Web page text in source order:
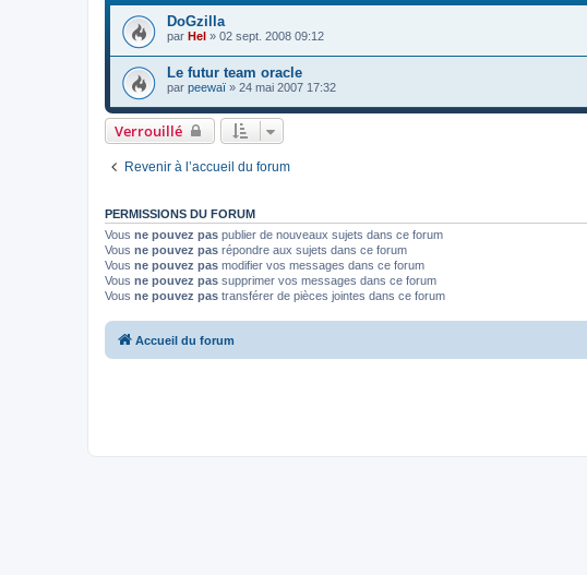
DoGzilla
par Hel » 02 sept. 2008 09:12
Le futur team oracle
par peewaï » 24 mai 2007 17:32
Verrouillé
Revenir à l’accueil du forum
PERMISSIONS DU FORUM
Vous ne pouvez pas publier de nouveaux sujets dans ce forum
Vous ne pouvez pas répondre aux sujets dans ce forum
Vous ne pouvez pas modifier vos messages dans ce forum
Vous ne pouvez pas supprimer vos messages dans ce forum
Vous ne pouvez pas transférer de pièces jointes dans ce forum
Accueil du forum